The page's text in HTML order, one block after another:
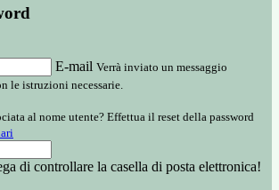
E-mail Verrà inviato un messaggio
le istruzioni necessarie.
al nome utente? Effettua il reset della password
di controllare la casella di posta elettronica!